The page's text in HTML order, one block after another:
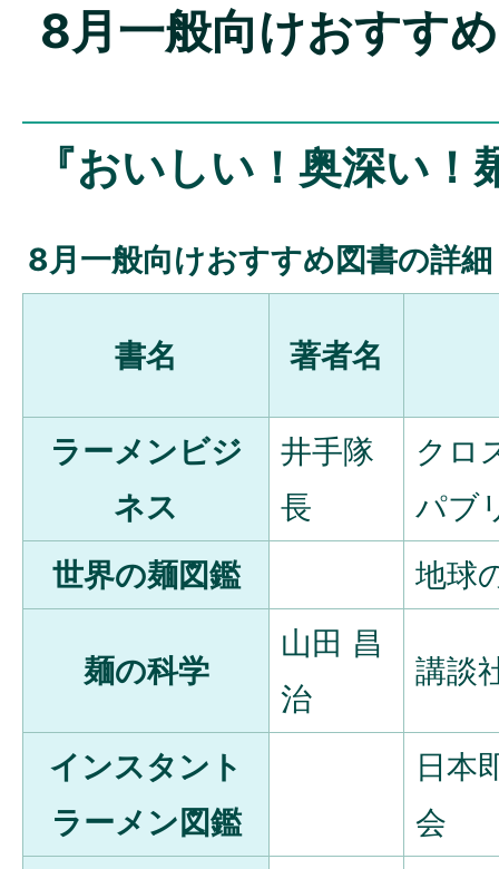
8月一般向けおすす
『おいしい！奥深い！
8月一般向けおすすめ図書の詳細
書名 著者名
ラーメンビジ
ネス
井手隊
長
クロ
パブ
世界の麺図鑑
地球
麺の科学
山田 昌
治
講談
インスタント
ラーメン図鑑
日本
会